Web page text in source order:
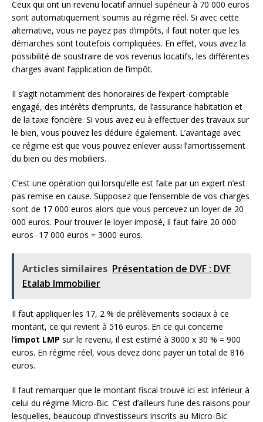
Ceux qui ont un revenu locatif annuel supérieur à 70 000 euros
sont automatiquement soumis au régime réel. Si avec cette
alternative, vous ne payez pas d’impôts, il faut noter que les
démarches sont toutefois compliquées. En effet, vous avez la
possibilité de soustraire de vos revenus locatifs, les différentes
charges avant l’application de l’impôt.
Il s’agit notamment des honoraires de l’expert-comptable
engagé, des intérêts d’emprunts, de l’assurance habitation et
de la taxe foncière. Si vous avez eu à effectuer des travaux sur
le bien, vous pouvez les déduire également. L’avantage avec
ce régime est que vous pouvez enlever aussi l’amortissement
du bien ou des mobiliers.
C’est une opération qui lorsqu’elle est faite par un expert n’est
pas remise en cause. Supposez que l’ensemble de vos charges
sont de 17 000 euros alors que vous percevez un loyer de 20
000 euros. Pour trouver le loyer imposé, il faut faire 20 000
euros -17 000 euros = 3000 euros.
Articles similaires Présentation de DVF : DVF
Etalab Immobilier
Il faut appliquer les 17, 2 % de prélèvements sociaux à ce
montant, ce qui revient à 516 euros. En ce qui concerne
l’impot LMP sur le revenu, il est estimé à 3000 x 30 % = 900
euros. En régime réel, vous devez donc payer un total de 816
euros.
Il faut remarquer que le montant fiscal trouvé ici est inférieur à
celui du régime Micro-Bic. C’est d’ailleurs l’une des raisons pour
lesquelles, beaucoup d’investisseurs inscrits au Micro-Bic